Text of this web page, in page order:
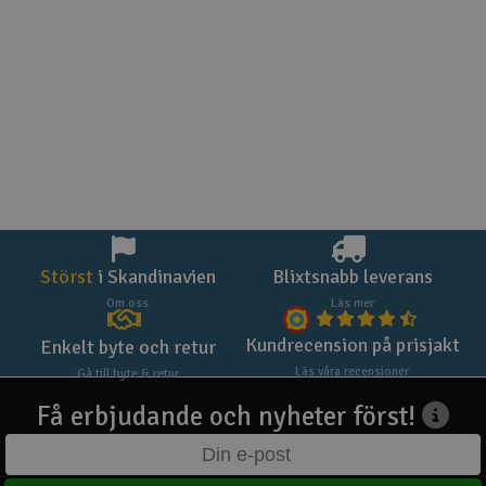
Störst i Skandinavien
Om oss
Blixtsnabb leverans
Läs mer
Enkelt byte och retur
Gå till byte & retur
Kundrecension på prisjakt
Läs våra recensioner
Få erbjudande och nyheter först!